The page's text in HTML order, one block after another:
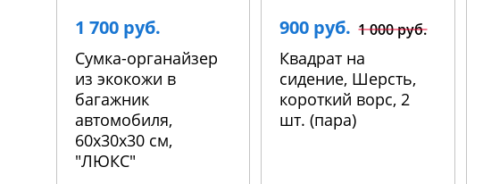
1 700 руб.
Сумка-органайзер
из экокожи в
багажник
автомобиля,
60х30х30 см,
"ЛЮКС"
900 руб. 1 000 руб.
Квадрат на
сидение, Шерсть,
короткий ворс, 2
шт. (пара)